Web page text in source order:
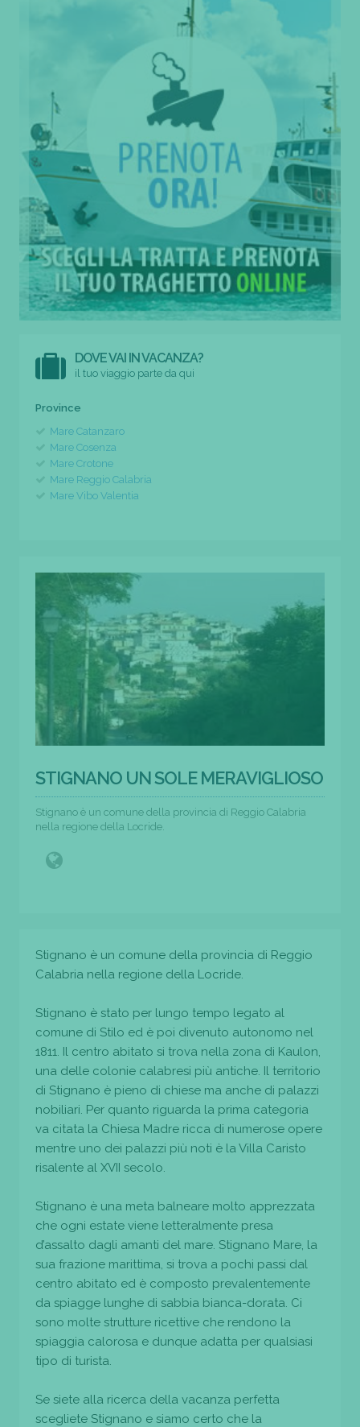
DOVE VAI IN VACANZA?
il tuo viaggio parte da qui
Province
Mare Catanzaro
Mare Cosenza
Mare Crotone
Mare Reggio Calabria
Mare Vibo Valentia
STIGNANO UN SOLE MERAVIGLIOSO
Stignano è un comune della provincia di Reggio Calabria
nella regione della Locride.
Stignano è un comune della provincia di Reggio
Calabria nella regione della Locride.
Stignano è stato per lungo tempo legato al
comune di Stilo ed è poi divenuto autonomo nel
1811. Il centro abitato si trova nella zona di Kaulon,
una delle colonie calabresi più antiche. Il territorio
di Stignano è pieno di chiese ma anche di palazzi
nobiliari. Per quanto riguarda la prima categoria
va citata la Chiesa Madre ricca di numerose opere
mentre uno dei palazzi più noti è la Villa Caristo
risalente al XVII secolo.
Stignano è una meta balneare molto apprezzata
che ogni estate viene letteralmente presa
d’assalto dagli amanti del mare. Stignano Mare, la
sua frazione marittima, si trova a pochi passi dal
centro abitato ed è composto prevalentemente
da spiagge lunghe di sabbia bianca-dorata. Ci
sono molte strutture ricettive che rendono la
spiaggia calorosa e dunque adatta per qualsiasi
tipo di turista.
Se siete alla ricerca della vacanza perfetta
scegliete Stignano e siamo certo che la